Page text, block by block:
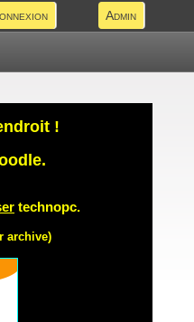
!
technopc.
archive)
Admin